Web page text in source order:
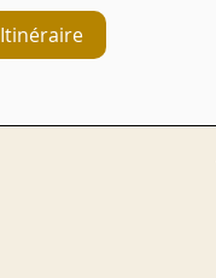
Itinéraire